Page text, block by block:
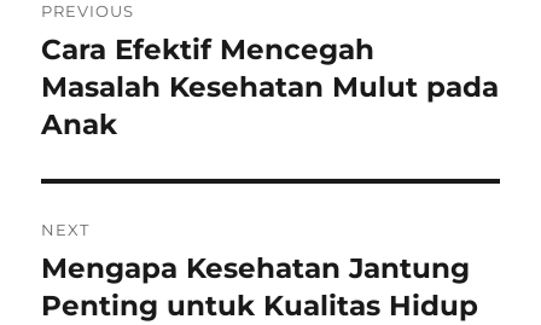
navigation
PREVIOUS
Previous
post:
Cara Efektif Mencegah
Masalah Kesehatan Mulut pada
Anak
NEXT
Next
post:
Mengapa Kesehatan Jantung
Penting untuk Kualitas Hidup